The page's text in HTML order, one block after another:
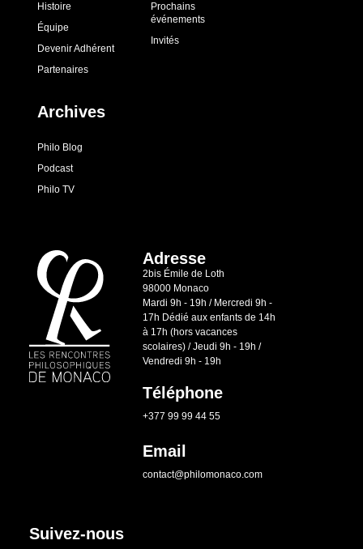
Histoire
Équipe
Devenir Adhérent
Partenaires
Prochains
événements
Invités
Archives
Philo Blog
Podcast
Philo TV
Adresse
2bis Émile de Loth
98000 Monaco
Mardi 9h - 19h / Mercredi 9h -
17h Dédié aux enfants de 14h
à 17h (hors vacances
scolaires) / Jeudi 9h - 19h /
Vendredi 9h - 19h
Téléphone
+377 99 99 44 55
Email
contact@philomonaco.com
Suivez-nous